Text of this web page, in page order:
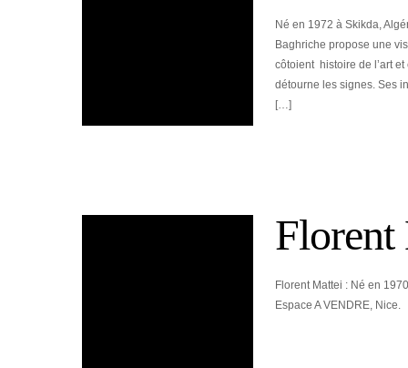
Né en 1972 à Skikda,
Baghriche propose une
côtoient histoire de l’art
détourne les signes. Ses
[…]
Florent
Florent Mattei : Né en
Espace A VENDRE, Nice.